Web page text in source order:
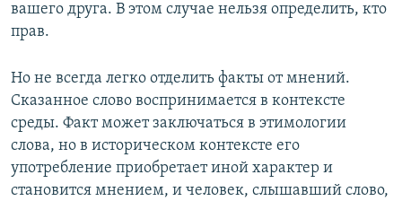
вашего друга. В этом случае нельзя определить, кто
прав.
Но не всегда легко отделить факты от мнений.
Сказанное слово воспринимается в контексте
среды. Факт может заключаться в этимологии
слова, но в историческом контексте его
употребление приобретает иной характер и
становится мнением, и человек, слышавший слово,